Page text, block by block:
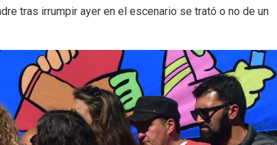
tras irrumpir ayer en el escenario se trató o no de un